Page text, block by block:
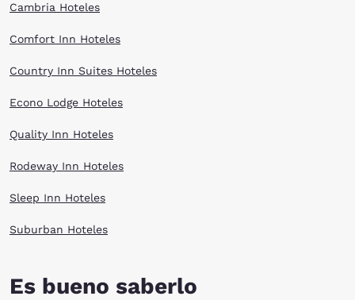
Cambria Hoteles
Comfort Inn Hoteles
Country Inn Suites Hoteles
Econo Lodge Hoteles
Quality Inn Hoteles
Rodeway Inn Hoteles
Sleep Inn Hoteles
Suburban Hoteles
Es bueno saberlo